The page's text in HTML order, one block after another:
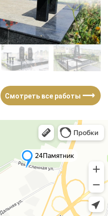
Смотреть все работы ⟶